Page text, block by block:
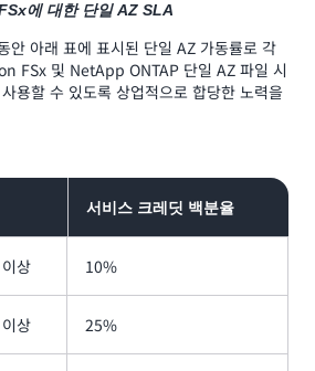
에 대한 단일 AZ SLA
안 아래 표에 표시된 단일 AZ 가동률로 각
FSx 및 NetApp ONTAP 단일 AZ 파일 시
용할 수 있도록 상업적으로 합당한 노력을
서비스 크레딧 백분율
상 10%
상 25%